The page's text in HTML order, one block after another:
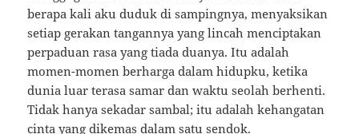
berapa kali aku duduk di sampingnya, menyaksikan
setiap gerakan tangannya yang lincah menciptakan
perpaduan rasa yang tiada duanya. Itu adalah
momen-momen berharga dalam hidupku, ketika
dunia luar terasa samar dan waktu seolah berhenti.
Tidak hanya sekadar sambal; itu adalah kehangatan
cinta yang dikemas dalam satu sendok.